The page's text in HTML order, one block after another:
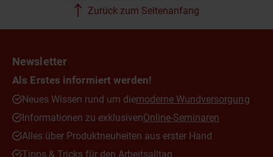
Zurück zum Seitenanfang
Newsletter
Als Erstes informiert werden!
Neues Wissen rund um diemoderne Wundversorgung
Informationen zu exklusivenOnline-Seminaren
Alles über Produktneuheiten aus erster Hand
Tipps & Tricks für den Arbeitsalltag